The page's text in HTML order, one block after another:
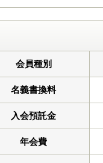
会員種別
名義書換料
入会預託金
年会費